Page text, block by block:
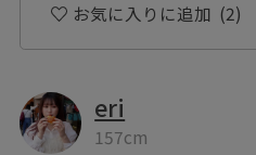
お気に入りに追加 (2)
eri
157cm